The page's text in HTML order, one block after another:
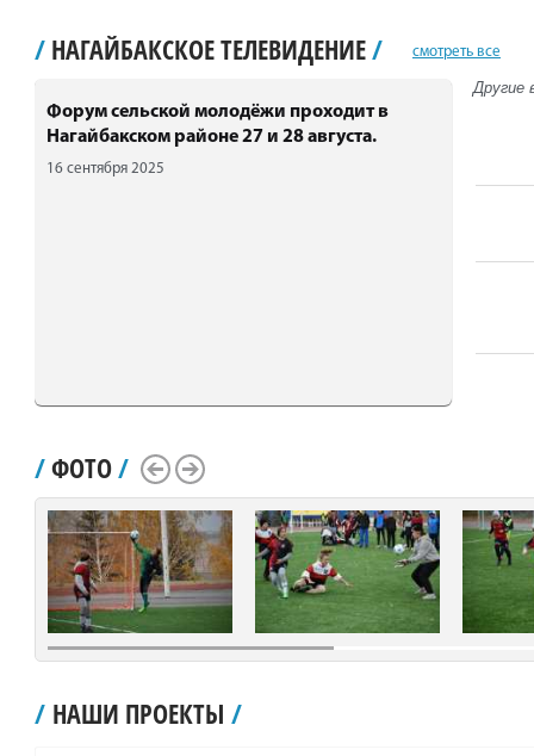
/ НАГАЙБАКСКОЕ ТЕЛЕВИДЕНИЕ/ смотреть все
Форум сельской молодёжи проходит в
Нагайбакском районе 27 и 28 августа.
16 сентября 2025
Другие
/ФОТО/
Scroll LeftScroll Right
/ НАШИ ПРОЕКТЫ /